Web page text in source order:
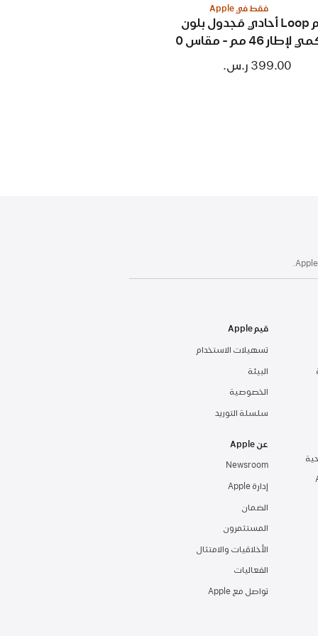
فقط في Apple
حزام Loop أحادي مَجدول بلون
46 مم - مقاس 0
399.00 ر.س.‏
قيم Apple
تسهيلات الاستخدام
‏‏‏البيئة‏
الخصوصية
سلسلة التوريد
عن Apple
Newsroom
إدارة Apple‏
الضمان
المستثمرون
الأخلاقيات والامتثال
الفعاليات
تواصل مع Apple‏